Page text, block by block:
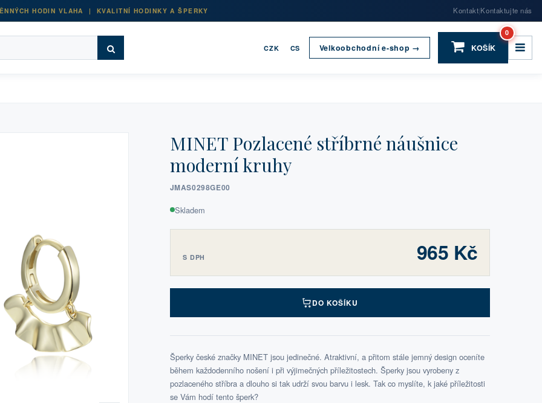
HODIN VLAHA | KVALITNÍ HODINKY A ŠPERKY Kontakt|Kontaktujte nás
CZK CS Velkoobchodní e-shop → KOŠÍK
0
MINET Pozlacené stříbrné náušnice
moderní kruhy
JMAS0298GE00
Skladem
S DPH 965 Kč
DO KOŠÍKU
Šperky české značky MINET jsou jedinečné. Atraktivní, a přitom stále jemný design oceníte
během každodenního nošení i při výjimečných příležitostech. Šperky jsou vyrobeny z
pozlaceného stříbra a dlouho si tak udrží svou barvu i lesk. Tak co myslíte, k jaké příležitosti
se Vám hodí tento šperk?